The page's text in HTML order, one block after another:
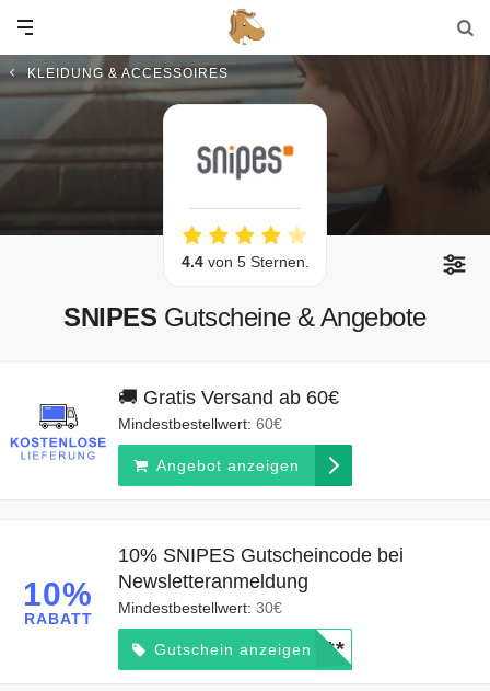
KLEIDUNG & ACCESSOIRES
4.4von 5 Sternen.
SNIPES Gutscheine & Angebote
🚚 Gratis Versand ab 60€
Mindestbestellwert: 60€
Angebot anzeigen
10%
RABATT
10% SNIPES Gutscheincode bei
Newsletteranmeldung
Mindestbestellwert: 30€
Gutschein anzeigen*****